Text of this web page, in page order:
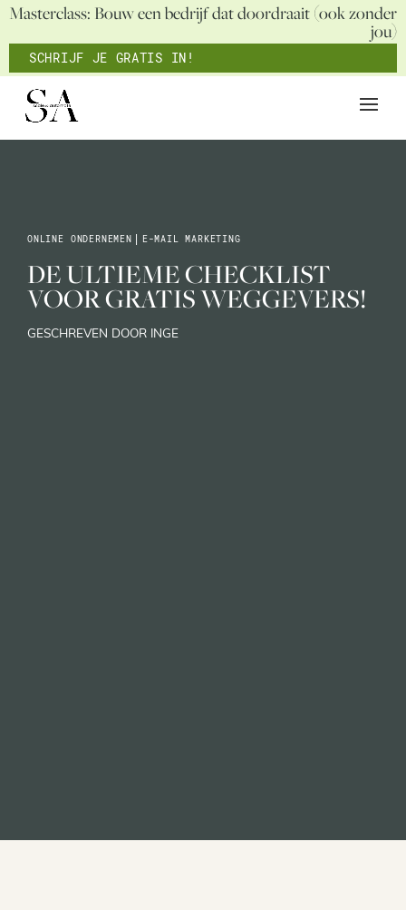
Masterclass: Bouw een bedrijf dat doordraait (ook zonder
jou)
SCHRIJF JE GRATIS IN!
ONLINE ONDERNEMEN E-MAIL MARKETING
DE ULTIEME CHECKLIST
VOOR GRATIS WEGGEVERS!
GESCHREVEN DOOR INGE